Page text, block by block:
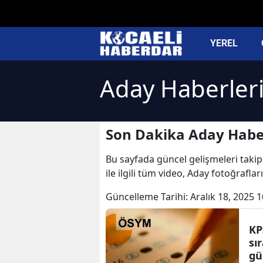
YEREL
Aday Haberleri
Son Dakika Aday
Bu sayfada güncel gelişmeleri
ile ilgili tüm video, Aday
Güncelleme Tarihi: Aralık 18, 2025